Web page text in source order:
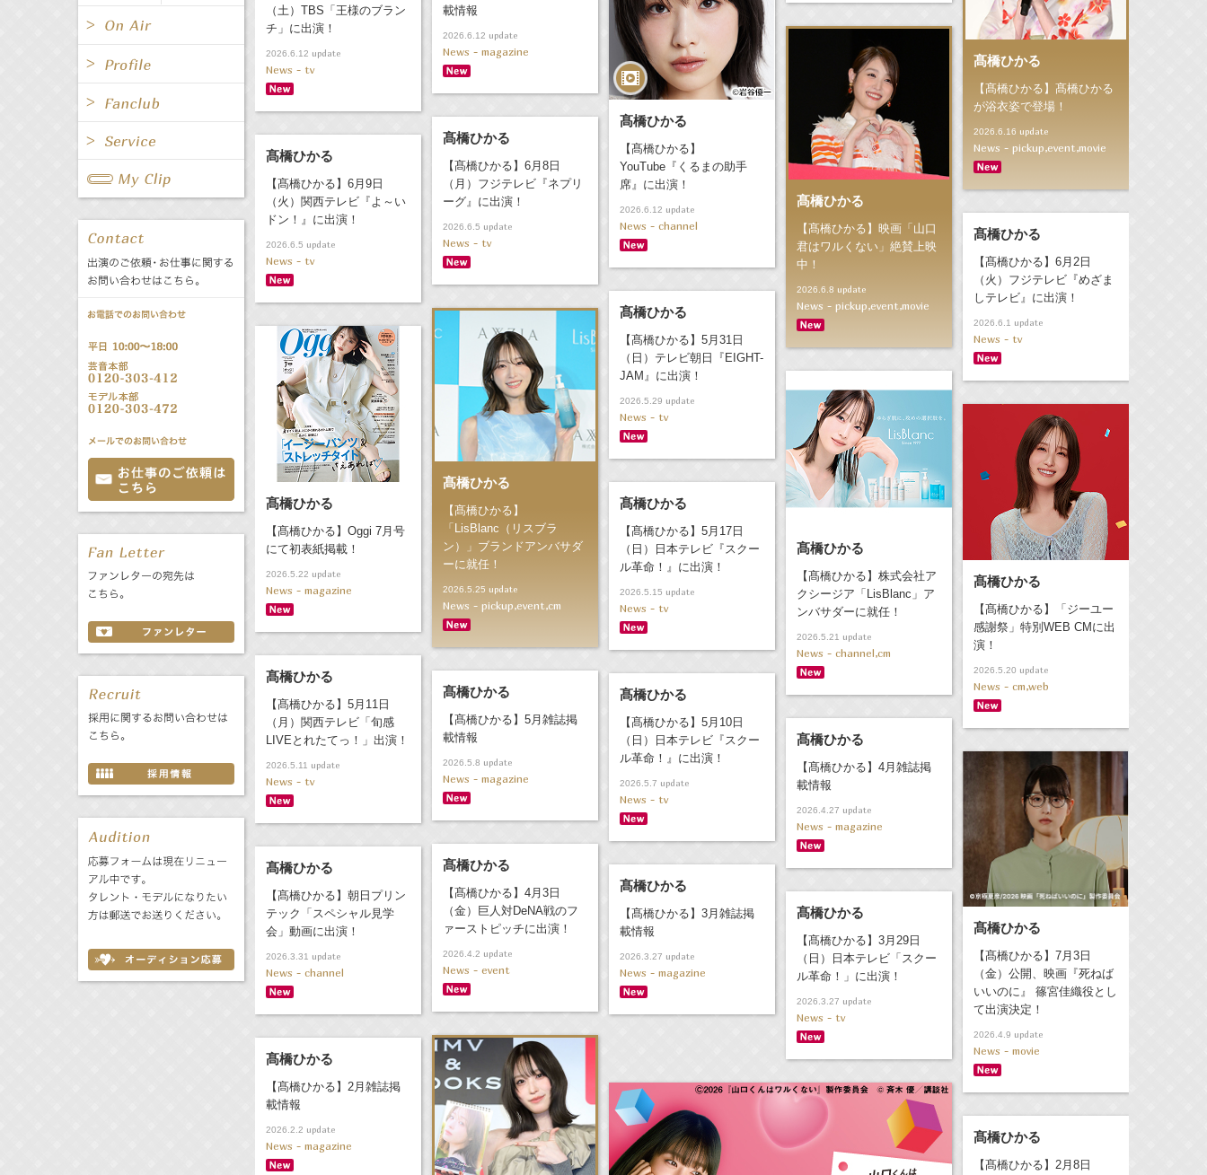
髙橋ひかる
【髙橋ひかる】髙橋ひかる
が浴衣姿で登場！
2026.6.16 update
News - pickup,event,movie
（土）TBS「王様のブラン
チ」に出演！
2026.6.12 update
News - tv
載情報
2026.6.12 update
News - magazine
髙橋ひかる
【髙橋ひかる】
YouTube『くるまの助手
席』に出演！
2026.6.12 update
News - channel
髙橋ひかる
【髙橋ひかる】映画「山口
君はワルくない」絶賛上映
中！
2026.6.8 update
News - pickup,event,movie
髙橋ひかる
【髙橋ひかる】6月8日
（月）フジテレビ『ネプリ
ーグ』に出演！
2026.6.5 update
News - tv
髙橋ひかる
【髙橋ひかる】6月9日
（火）関西テレビ『よ～い
ドン！』に出演！
2026.6.5 update
News - tv
髙橋ひかる
【髙橋ひかる】6月2日
（火）フジテレビ『めざま
しテレビ』に出演！
2026.6.1 update
News - tv
髙橋ひかる
【髙橋ひかる】5月31日
（日）テレビ朝日『EIGHT-
JAM』に出演！
2026.5.29 update
News - tv
髙橋ひかる
【髙橋ひかる】
「LisBlanc（リスブラ
ン）」ブランドアンバサダ
ーに就任！
2026.5.25 update
News - pickup,event,cm
髙橋ひかる
【髙橋ひかる】Oggi 7月号
にて初表紙掲載！
2026.5.22 update
News - magazine
髙橋ひかる
【髙橋ひかる】株式会社ア
クシージア「LisBlanc」ア
ンバサダーに就任！
2026.5.21 update
News - channel,cm
髙橋ひかる
【髙橋ひかる】「ジーユー
感謝祭」特別WEB CMに出
演！
2026.5.20 update
News - cm,web
髙橋ひかる
【髙橋ひかる】5月17日
（日）日本テレビ『スクー
ル革命！』に出演！
2026.5.15 update
News - tv
髙橋ひかる
【髙橋ひかる】5月11日
（月）関西テレビ「旬感
LIVEとれたてっ！」出演！
2026.5.11 update
News - tv
髙橋ひかる
【髙橋ひかる】5月雑誌掲
載情報
2026.5.8 update
News - magazine
髙橋ひかる
【髙橋ひかる】5月10日
（日）日本テレビ『スクー
ル革命！』に出演！
2026.5.7 update
News - tv
髙橋ひかる
【髙橋ひかる】4月雑誌掲
載情報
2026.4.27 update
News - magazine
髙橋ひかる
【髙橋ひかる】7月3日
（金）公開、映画『死ねば
いいのに』 篠宮佳織役とし
て出演決定！
2026.4.9 update
News - movie
髙橋ひかる
【髙橋ひかる】4月3日
（金）巨人対DeNA戦のフ
ァーストピッチに出演！
2026.4.2 update
News - event
髙橋ひかる
【髙橋ひかる】朝日プリン
テック「スペシャル見学
会」動画に出演！
2026.3.31 update
News - channel
髙橋ひかる
【髙橋ひかる】3月雑誌掲
載情報
2026.3.27 update
News - magazine
髙橋ひかる
【髙橋ひかる】3月29日
（日）日本テレビ「スクー
ル革命！」に出演！
2026.3.27 update
News - tv
髙橋ひかる
【髙橋ひかる】2月雑誌掲
載情報
2026.2.2 update
News - magazine
髙橋ひかる
【髙橋ひかる】2月8日
Radio
Radio
All 女優/タレント
グループ
キャスター/レポーター
バラエティ 声優
文化事業部 クリエイター
誕生日 8/6
あ か
さ
た
な
は
ま
や
ら
わ
All Fanclub Page
All 関連事業
公式サービス